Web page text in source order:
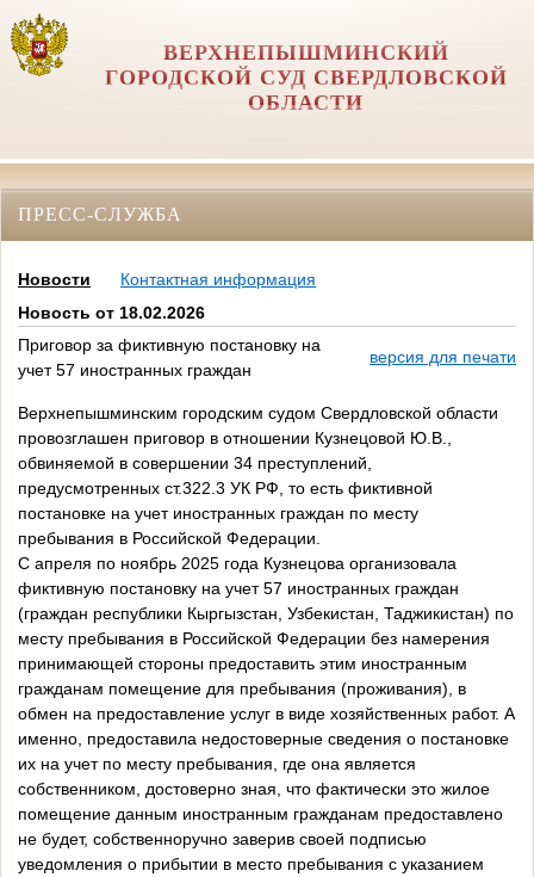
ВЕРХНЕПЫШМИНСКИЙ
ГОРОДСКОЙ СУД СВЕРДЛОВСКОЙ
ОБЛАСТИ
ПРЕСС-СЛУЖБА
Новости
Контактная информация
Новость от 18.02.2026
Приговор за фиктивную постановку на
учет 57 иностранных граждан
версия для печати
Верхнепышминским городским судом Свердловской области
провозглашен приговор в отношении Кузнецовой Ю.В.,
обвиняемой в совершении 34 преступлений,
предусмотренных ст.322.3 УК РФ, то есть фиктивной
постановке на учет иностранных граждан по месту
пребывания в Российской Федерации.
С апреля по ноябрь 2025 года Кузнецова организовала
фиктивную постановку на учет 57 иностранных граждан
(граждан республики Кыргызстан, Узбекистан, Таджикистан) по
месту пребывания в Российской Федерации без намерения
принимающей стороны предоставить этим иностранным
гражданам помещение для пребывания (проживания), в
обмен на предоставление услуг в виде хозяйственных работ. А
именно, предоставила недостоверные сведения о постановке
их на учет по месту пребывания, где она является
собственником, достоверно зная, что фактически это жилое
помещение данным иностранным гражданам предоставлено
не будет, собственноручно заверив своей подписью
уведомления о прибытии в место пребывания с указанием